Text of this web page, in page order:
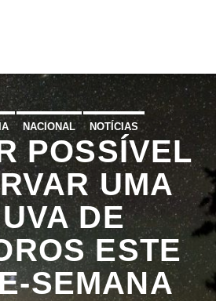
ON FM
LIGA-TE
NACIONAL NOTÍCIAS
POSSÍVEL
UMA
DE
ESTE
SEMANA